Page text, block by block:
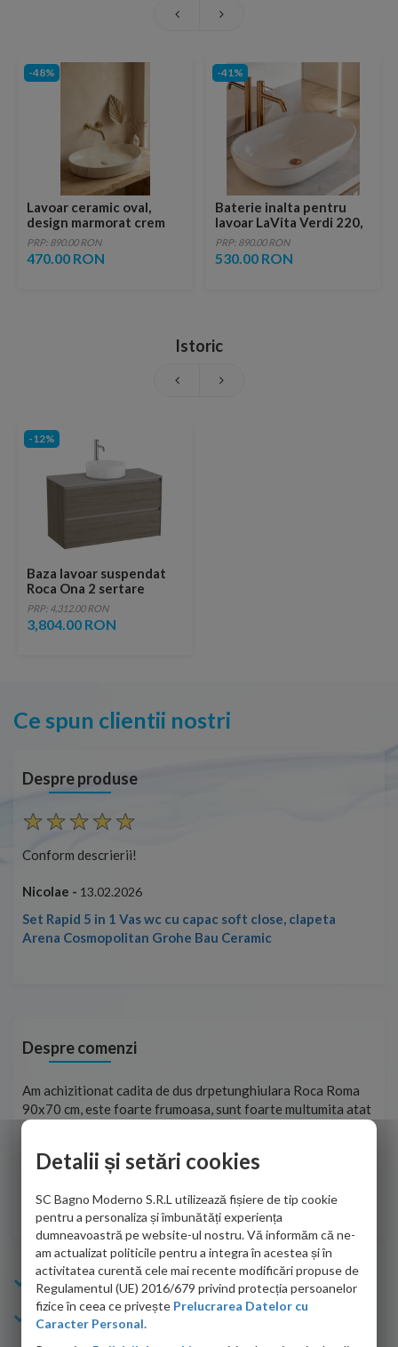
-48%
Lavoar ceramic oval,
design marmorat crem
lucios cu vene aurii,
ventil inclus
PRP: 890.00 RON
470.00 RON
-41%
Baterie inalta pentru
lavoar LaVita Verdi 220,
fara ventil, brushed
copper
PRP: 890.00 RON
530.00 RON
Istoric
-12%
Baza lavoar suspendat
Roca Ona 2 sertare
99.4x45.7 cm ulm inchis
PRP: 4,312.00 RON
3,804.00 RON
Ce spun clientii nostri
Despre produse
Conform descrierii!
Nicolae - 13.02.2026
Set Rapid 5 in 1 Vas wc cu capac soft close, clapeta
Arena Cosmopolitan Grohe Bau Ceramic
Despre comenzi
Am achizitionat cadita de dus drpetunghiulara Roca Roma
90x70 cm, este foarte frumoasa, sunt foarte multumita atat
de personalul firmei dvs. cu care am colaborat in obtinerea
adus coletul in siguranta.Numai bine, va doresc!
Sofrone Viviana -28.07.2026
Info Bagno
Cumparaturi
Detalii și setări cookies
SC Bagno Moderno S.R.L utilizează fișiere de tip cookie
pentru a personaliza și îmbunătăți experiența
dumneavoastră pe website-ul nostru. Vă informăm că ne-
am actualizat politicile pentru a integra în acestea și în
activitatea curentă cele mai recente modificări propuse de
Regulamentul (UE) 2016/679 privind protecția persoanelor
fizice în ceea ce privește Prelucrarea Datelor cu
Caracter Personal.